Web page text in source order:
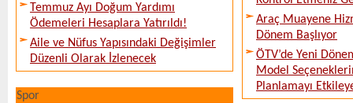
Temmuz Ayı Doğum Yardımı
Ödemeleri Hesaplara Yatırıldı!
Aile ve Nüfus Yapısındaki Değişimler
Düzenli Olarak İzlenecek
Spor
Araç Muayene
Dönem Başlıyor
ÖTV’de Yeni
Model
Planlamayı